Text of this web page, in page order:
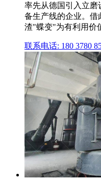
率先从德国引入立磨
备生产线的企业。借
渣"蝶变"为有利用价
联系电话: 180 3780